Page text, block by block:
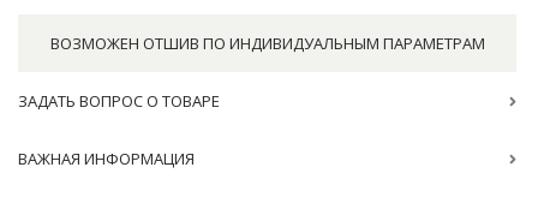
ВОЗМОЖЕН ОТШИВ ПО ИНДИВИДУАЛЬНЫМ ПАРАМЕТРАМ
ЗАДАТЬ ВОПРОС О ТОВАРЕ
ВАЖНАЯ ИНФОРМАЦИЯ